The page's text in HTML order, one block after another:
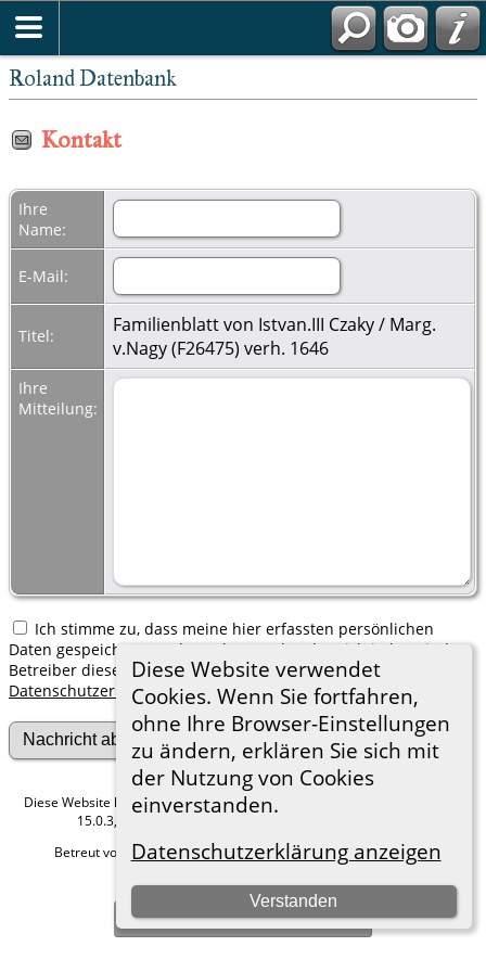
Roland Datenbank
Diese Website verwendet
Cookies. Wenn Sie fortfahren,
ohne Ihre Browser-Einstellungen
zu ändern, erklären Sie sich mit
der Nutzung von Cookies
einverstanden.
Datenschutzerklärung anzeigen
Verstanden
Kontakt
Ihre
Name:
E-Mail:
Titel:
Familienblatt von Istvan.III Czaky / Marg.
v.Nagy (F26475) verh. 1646
Ihre
Mitteilung:
Ich stimme zu, dass meine hier erfassten persönlichen
Daten gespeichert werden. Ich verstehe, dass ich jederzeit den
Betreiber dieser Website bitten kann, diese Daten zu löschen.
Datenschutzerklärung
Diese Website läuft mitThe Next Generation of Genealogy Sitebuilding
15.0.3, programmiert von Darrin Lythgoe © 2001-2026.
Betreut von
Roland zu Dortmund e.V.. |Datenschutzerklärung.
Hier geht es zum Impressum
Zur Desktop-Webseite wechseln